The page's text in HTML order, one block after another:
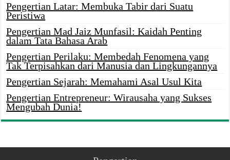
Pengertian Latar: Membuka Tabir dari Suatu
Peristiwa
Pengertian Mad Jaiz Munfasil: Kaidah Penting
dalam Tata Bahasa Arab
Pengertian Perilaku: Membedah Fenomena yang
Tak Terpisahkan dari Manusia dan Lingkungannya
Pengertian Sejarah: Memahami Asal Usul Kita
Pengertian Entrepreneur: Wirausaha yang Sukses
Mengubah Dunia!